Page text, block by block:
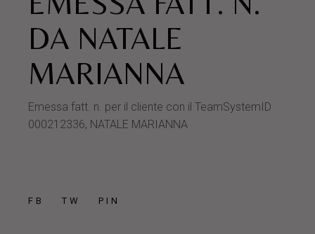
DA NATALE
MARIANNA
Emessa fatt. n. per il cliente con il TeamSystemID
000212336, NATALE MARIANNA
FB TW PIN